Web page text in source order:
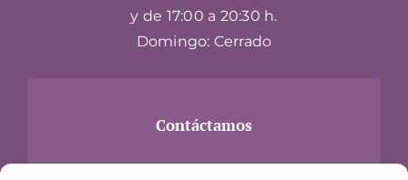
y de 17:00 a 20:30 h.
Domingo: Cerrado
Contáctamos